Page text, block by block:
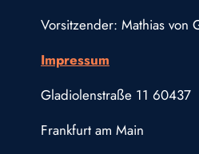
Vorsitzender: Mathias von
Impressum
Gladiolenstraße 11 60437
Frankfurt am Main